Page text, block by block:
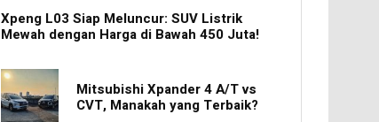
Xpeng L03 Siap Meluncur: SUV Listrik
Mewah dengan Harga di Bawah 450 Juta!
Mitsubishi Xpander 4 A/T vs
CVT, Manakah yang Terbaik?